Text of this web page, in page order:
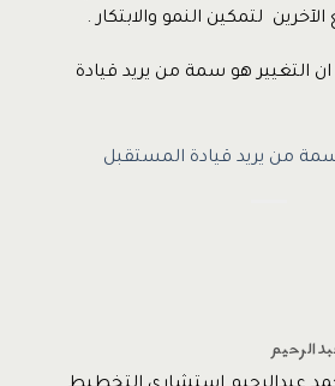
لتمكين النمو والابتكار .
التغيير هو سمة من يريد قيادة
سمة من يريد قيادة المستقبل